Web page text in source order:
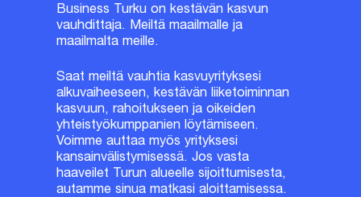
Business Turku on kestävän kasvun
vauhdittaja. Meiltä maailmalle ja
maailmalta meille.
Saat meiltä vauhtia kasvuyrityksesi
alkuvaiheeseen, kestävän liiketoiminnan
kasvuun, rahoitukseen ja oikeiden
yhteistyökumppanien löytämiseen.
Voimme auttaa myös yrityksesi
kansainvälistymisessä. Jos vasta
haaveilet Turun alueelle sijoittumisesta,
autamme sinua matkasi aloittamisessa.